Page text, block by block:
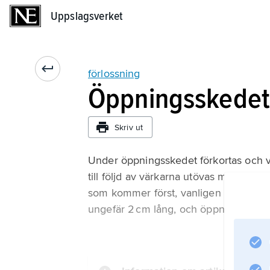
Uppslagsverket
förlossning
Öppningsskedet
Skriv ut
Under öppningsskedet förkortas och
till följd av värkarna utövas mot
som kommer först, vanligen huvudet.
ungefär 2 cm lång, och